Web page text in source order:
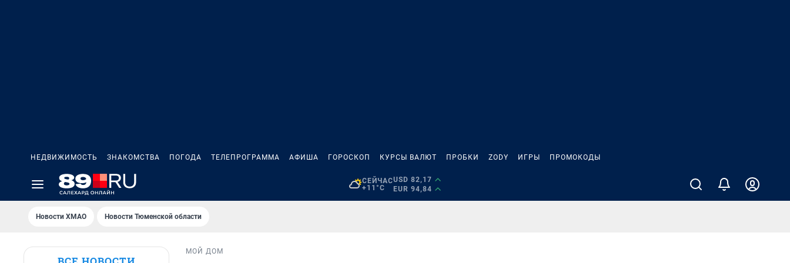
НЕДВИЖИМОСТЬ ЗНАКОМСТВА ПОГОДА ТЕЛЕПРОГРАММА АФИША ГОРОСКОП КУРСЫ ВАЛЮТ ПРОБКИ ZODY ИГРЫ ПРОМОКОДЫ
СЕЙЧАС
+11°C
USD 82,17
EUR 94,84
Новости ХМАО Новости Тюменской области
МОЙ ДОМ